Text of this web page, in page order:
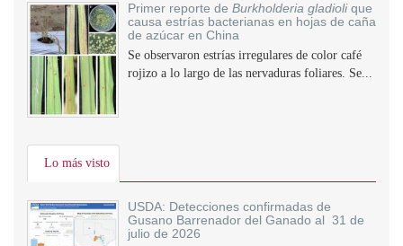
Primer reporte de Burkholderia gladiolique
causa estrías bacterianas en hojas de caña
de azúcar en China
Se observaron estrías irregulares de color café
rojizo a lo largo de las nervaduras foliares. Se...
Lo más visto
USDA: Detecciones confirmadas de
Gusano Barrenador del Ganado al 31 de
julio de 2026